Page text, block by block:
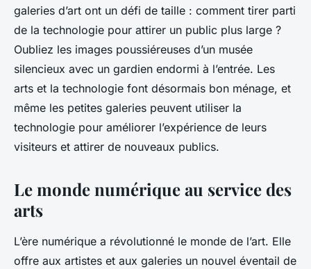
galeries d’art ont un défi de taille : comment tirer parti
de la technologie pour attirer un public plus large ?
Oubliez les images poussiéreuses d’un musée
silencieux avec un gardien endormi à l’entrée. Les
arts et la technologie font désormais bon ménage, et
même les petites galeries peuvent utiliser la
technologie pour améliorer l’expérience de leurs
visiteurs et attirer de nouveaux publics.
Le monde numérique au service des
arts
L’ère numérique a révolutionné le monde de l’art. Elle
offre aux artistes et aux galeries un nouvel éventail de